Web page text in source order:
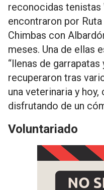
reconocidas tenistas
encontraron por
Chimbas con
meses. Una de ellas
“llenas de garrapatas
recuperaron tras
una veterinaria y
disfrutando de un
Voluntariado